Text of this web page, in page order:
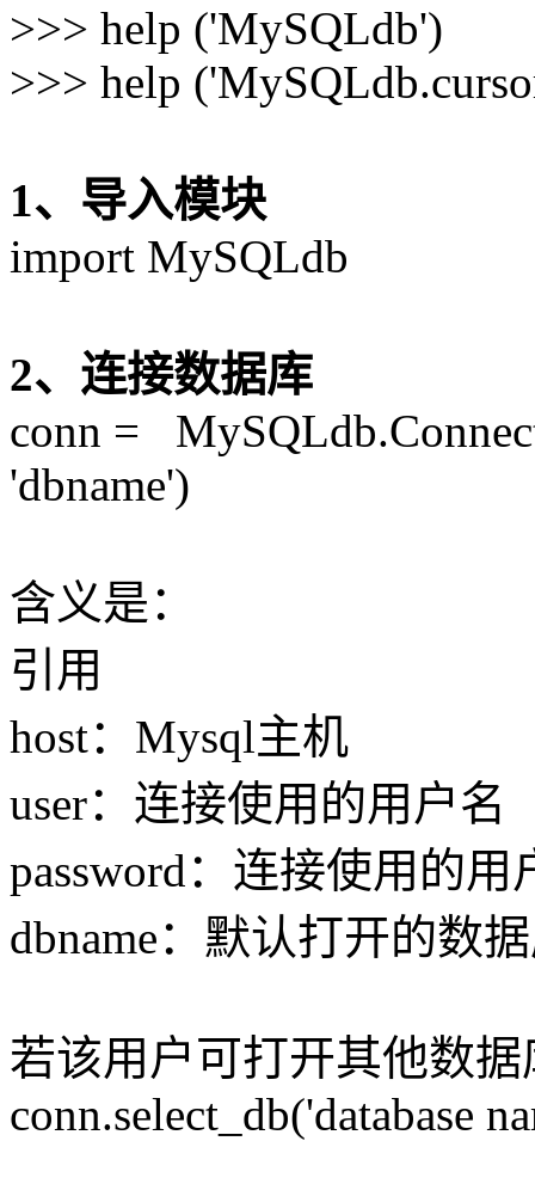
>>> help ('MySQLdb')
>>> help
1、导入模块
import MySQLdb
2、连接数据库
conn =
'dbname')
含义是：
引用
host：Mysql主机
user：连接使用的用户名
password：连接使用的用
dbname：默认打开的数
若该用户可打开其他数
conn.select_db('database